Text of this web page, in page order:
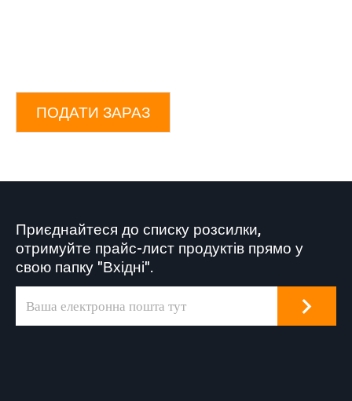
ПОДАТИ ЗАРАЗ
Приєднайтеся до списку розсилки,
отримуйте прайс-лист продуктів прямо у
свою папку "Вхідні".